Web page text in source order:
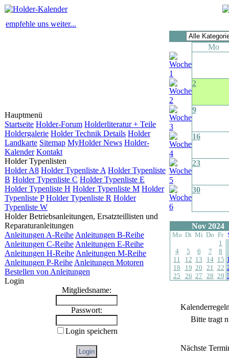
empfehle uns weiter...
Hauptmenü
Startseite Holder-Forum Holderliteratur + Teile
Holdergalerie Holder Technik Details Holder
Landkarte Sitemap MyHolder News Holder-
Kalender Kontakt
Holder Typenlisten
Holder A8 Holder Typenliste A Holder Typenliste
B Holder Typenliste C Holder Typenliste E
Holder Typenliste H Holder Typenliste M Holder
Typenliste P Holder Typenliste R Holder
Typenliste W
Holder Betriebsanleitungen, Ersatzteillisten und
Reparaturanleitungen
Anleitungen A-Reihe Anleitungen B-Reihe
Anleitungen C-Reihe Anleitungen E-Reihe
Anleitungen H-Reihe Anleitungen M-Reihe
Anleitungen P-Reihe Anleitungen Motoren
Bestellen von Anleitungen
Login
Mitgliedsname:
Passwort:
Login speichern
Mo
2
9
16
23
30
Nov 2024
Mo Di Mi Do Fr
1
4
5 6 7 8
11
12 13 14 15
18
19 20 21 22
25
26 27 28 29
Bitte tragt
Nächste